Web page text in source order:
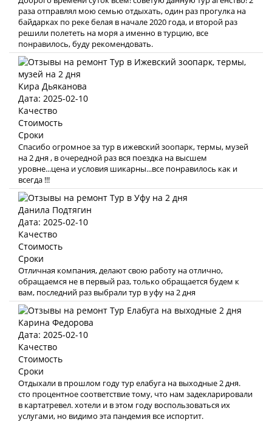
раза отправлял мою семью отдыхать, один раз прогулка на
байдарках по реке белая в начале 2020 года, и второй раз
решили полететь на моря а именно в турцию, все
понравилось, буду рекомендовать.
Кира Дьяканова
Дата: 2025-02-10
Качество
Стоимость
Сроки
Спасибо огромное за тур в ижевский зоопарк, термы, музей
на 2 дня , в очередной раз вся поездка на высшем
уровне...цена и условия шикарны...все понравилось как и
всегда !!!
Данила Подтягин
Дата: 2025-02-10
Качество
Стоимость
Сроки
Отличная компания, делают свою работу на отлично,
обращаемся не в первый раз, только обращается будем к
вам, последний раз выбрали тур в уфу на 2 дня
Карина Федорова
Дата: 2025-02-10
Качество
Стоимость
Сроки
Отдыхали в прошлом году тур елабуга на выходные 2 дня.
сто процентное соответствие тому, что нам задекларировали
в картатревел. хотели и в этом году воспользоваться их
услугами, но видимо эта пандемия все испортит.